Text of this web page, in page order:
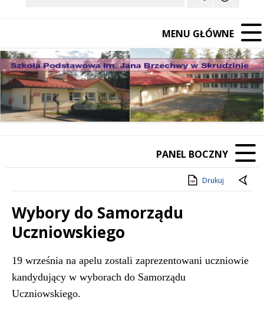
MENU GŁÓWNE
Poprzedni Element
Następny Element
❚❚
PANEL BOCZNY
Drukuj
Wybory do Samorządu
Uczniowskiego
Treść
19 września na apelu zostali zaprezentowani uczniowie
kandydujący w wyborach do Samorządu
Uczniowskiego.